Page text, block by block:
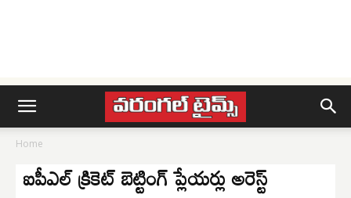
Home
ఐపీఎల్ క్రికెట్ బెట్టింగ్ ప్లేయర్లు అరెస్ట్